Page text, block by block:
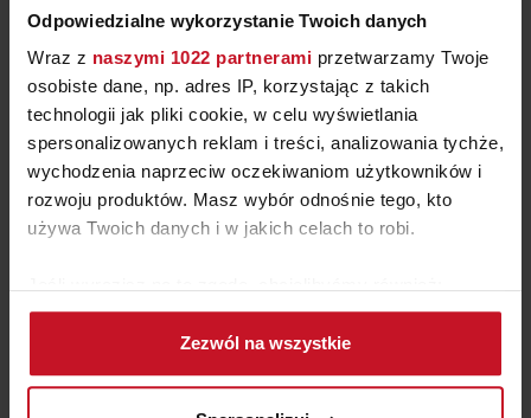
Odpowiedzialne wykorzystanie Twoich danych
Wraz z naszymi 1022 partnerami przetwarzamy Twoje
osobiste dane, np. adres IP, korzystając z takich
technologii jak pliki cookie, w celu wyświetlania
spersonalizowanych reklam i treści, analizowania tychże,
wychodzenia naprzeciw oczekiwaniom użytkowników i
rozwoju produktów. Masz wybór odnośnie tego, kto
używa Twoich danych i w jakich celach to robi.
Gromadzić dane dotyczące Twojej lokalizacji
geograficznej z dokładnością nawet do kilku metrów
Identyfikować Twoje urządzenie, aktywnie
Zezwól na wszystkie